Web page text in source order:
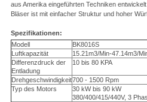
aus Amerika eingeführten Techniken
Bläser ist mit einfacher Struktur und hoher
Spezifikationen:
Modell
BK8016S
Luftkapazität
15.21m3/Min-47.14m3/
Differenzdruck der
Entladung
10 bis 80 KPA
Drehgeschwindigkeit700 - 1500 Rpm
Typ des Motors
30 kW bis 90 kW
380/400/415/440V, 3